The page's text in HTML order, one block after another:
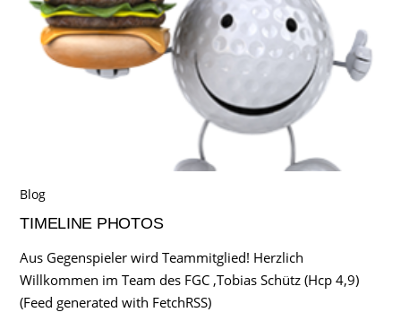
Blog
TIMELINE PHOTOS
Aus Gegenspieler wird Teammitglied! Herzlich
Willkommen im Team des FGC ,Tobias Schütz (Hcp 4,9)
(Feed generated with FetchRSS)